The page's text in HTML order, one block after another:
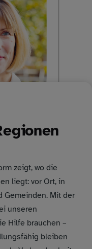
zeigt, wo die
liegt: vor Ort, in
Gemeinden. Mit der
unseren
Hilfe brauchen –
bleiben